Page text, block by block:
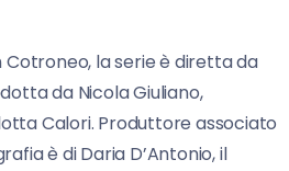
la serie è diretta da
da Nicola Giuliano,
Calori. Produttore associato
è di Daria D’Antonio, il